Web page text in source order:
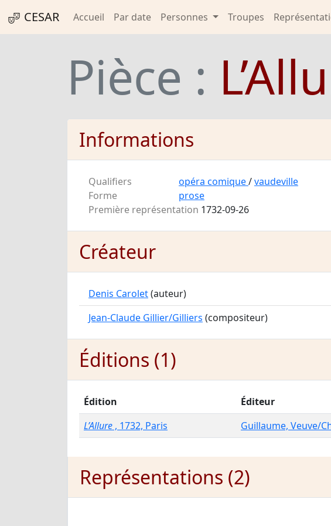
CESAR Accueil Par date Personnes Troupes
Pièce :
Informations
Qualifiers opéra comique/vaudeville
Forme
prose
Première représentation 1732-09-26
Créateur
Denis Carolet(auteur)
Jean-Claude Gillier/Gilliers (compositeur)
Éditions (1)
Édition Éditeur
L’Allure , 1732, Paris Guillaume, Veuve/
Représentations (2)